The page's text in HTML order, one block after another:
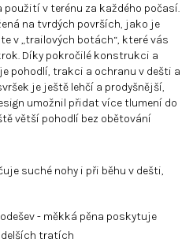
použití v terénu za každého počasí.
na tvrdých površích, jako je
v „trailových botách“, které vás
Díky pokročilé konstrukci a
pohodlí, trakci a ochranu v dešti a
je ještě lehčí a prodyšnější,
umožnil přidat více tlumení do
větší pohodlí bez obětování
suché nohy i při běhu v dešti,
- měkká pěna poskytuje
delších tratích